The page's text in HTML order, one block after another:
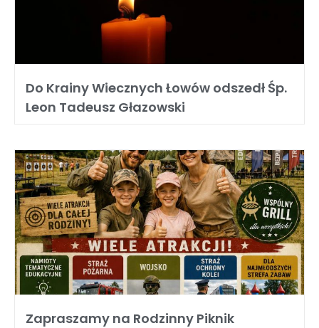
Do Krainy Wiecznych Łowów odszedł Śp.
Leon Tadeusz Głazowski
Zapraszamy na Rodzinny Piknik